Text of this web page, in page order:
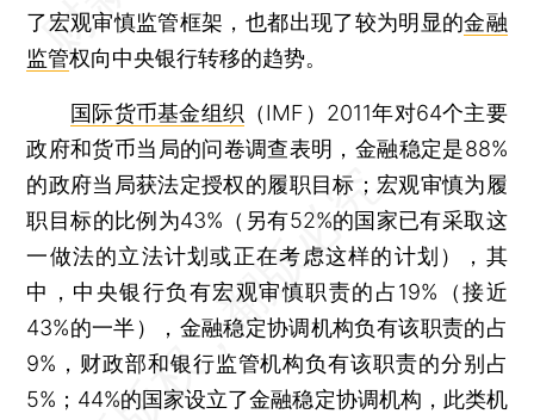
了宏观审慎监管框架，也都出现了较为明显的金融
监管权向中央银行转移的趋势。
国际货币基金组织 （IMF）2011年对64个主要
政府和货币当局的问卷调查表明，金融稳定是88%
的政府当局获法定授权的履职目标；宏观审慎为履
职目标的比例为43%（另有52%的国家已有采取这
一做法的立法计划或正在考虑这样的计划），其
中，中央银行负有宏观审慎职责的占19%（接近
43%的一半），金融稳定协调机构负有该职责的占
9%，财政部和银行监管机构负有该职责的分别占
5%；44%的国家设立了金融稳定协调机构，此类机